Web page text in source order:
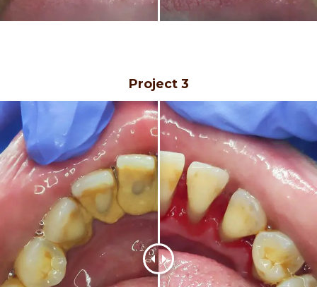
Project 3